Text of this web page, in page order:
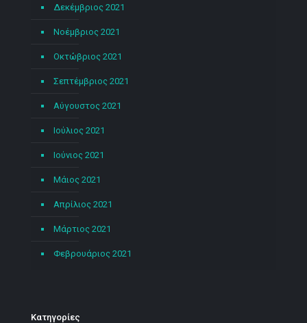
Δεκέμβριος 2021
Νοέμβριος 2021
Οκτώβριος 2021
Σεπτέμβριος 2021
Αύγουστος 2021
Ιούλιος 2021
Ιούνιος 2021
Μάιος 2021
Απρίλιος 2021
Μάρτιος 2021
Φεβρουάριος 2021
Kατηγορίες